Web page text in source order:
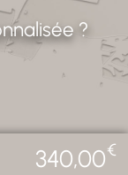
340,00€
?